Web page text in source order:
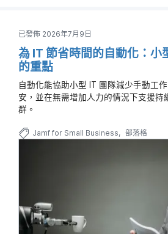
已發佈 2026年7月9日
為 IT 節省時間的自動化：小
的重點
自動化能協助小型 IT 團隊減少手動工
安，並在無需增加人力的情況下支援持
群。
Jamf for Small Business 部落格